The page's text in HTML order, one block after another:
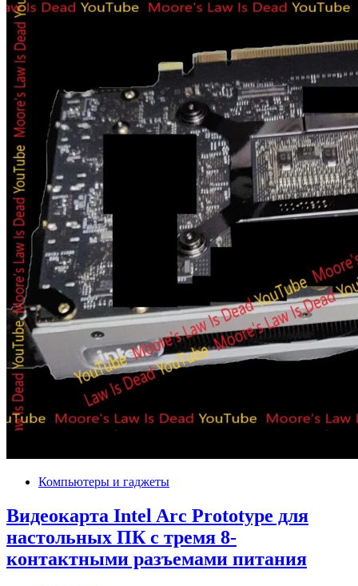
Компьютеры и гаджеты
Видеокарта Intel Arc Prototype для
настольных ПК с тремя 8-
контактными разъемами питания